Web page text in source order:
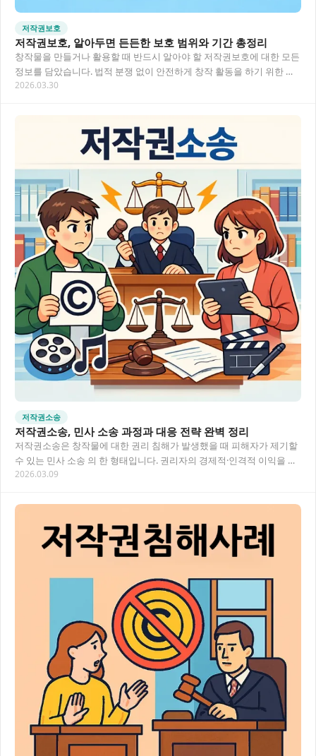
저작권보호
저작권보호, 알아두면 든든한 보호 범위와 기간 총정리
창작물을 만들거나 활용할 때 반드시 알아야 할 저작권보호에 대한 모든
정보를 담았습니다. 법적 분쟁 없이 안전하게 창작 활동을 하기 위한 저
작권 보호 범위와 기간에 대해 상세히 알…
2026.03.30
저작권소송
저작권소송, 민사 소송 과정과 대응 전략 완벽 정리
저작권소송은 창작물에 대한 권리 침해가 발생했을 때 피해자가 제기할
수 있는 민사 소송 의 한 형태입니다. 권리자의 경제적·인격적 이익을 보
호하고 침해자에게 책임을 묻는 과정으로,…
2026.03.09